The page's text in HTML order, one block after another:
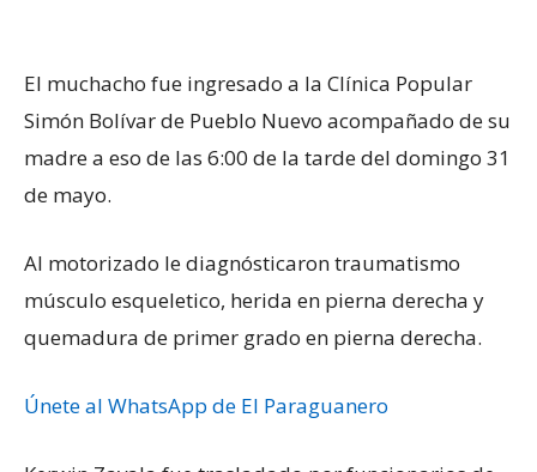
El muchacho fue ingresado a la Clínica Popular
Simón Bolívar de Pueblo Nuevo acompañado de su
madre a eso de las 6:00 de la tarde del domingo 31
de mayo.
Al motorizado le diagnósticaron traumatismo
músculo esqueletico, herida en pierna derecha y
quemadura de primer grado en pierna derecha.
Únete al WhatsApp de El Paraguanero